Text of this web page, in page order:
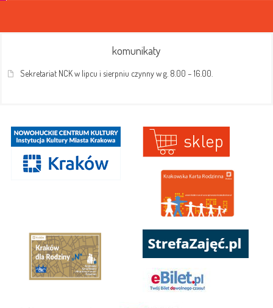
komunikaty
Sekretariat NCK w lipcu i sierpniu czynny w g. 8.00 – 16.00.